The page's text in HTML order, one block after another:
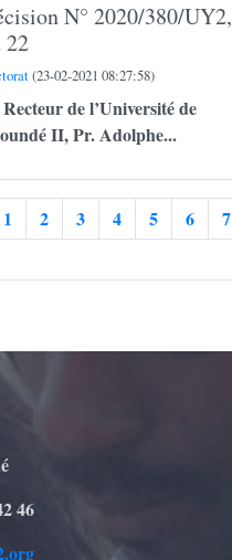
N° 2020/380/UY2,
22
(23-02-2021 08:27:58)
de l’Université de
II,Pr. Adolphe...
1 2 3 4 5 6 7
46